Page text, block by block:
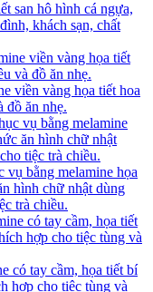
san hô hình cá ngựa,
khách sạn, chất
viền vàng họa tiết hoa
đồ ăn nhẹ.
vụ bằng melamine họa
hình chữ nhật dùng
trà chiều.
có tay cầm, họa tiết bí
hợp cho tiệc tùng và